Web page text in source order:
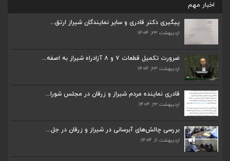
اخبار مهم
پیگیری دکتر قادری و سایر نمایندگان شیراز ارتق...
اردیبهشت ۲۳, ۱۴۰۴
ضرورت تکمیل قطعات ۷ و ۸ آزادراه شیراز به اصفه...
اردیبهشت ۲۳, ۱۴۰۴
قادری نماینده مردم شیراز و زرقان در مجلس شورا...
اردیبهشت ۲۲, ۱۴۰۴
بررسی چالش‌های آبرسانی در شیراز و زرقان در جل...
اردیبهشت ۱۱, ۱۴۰۴
ضرورت تکمیل قطعات ۷ و ۸ آزادراه شیراز به اصفه...
اردیبهشت ۲۳, ۱۴۰۴
قادری نماینده مردم شیراز و زرقان در مجلس شورا...
بررسی چالش‌های آبرسانی در شیراز و زرقان در جل...
جلسه اعضای شورای بخش مرکزی شیراز با دفتر دکتر...